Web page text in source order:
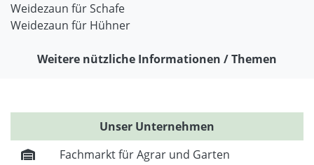
Weidezaun für Schafe
Weidezaun für Hühner
Weitere nützliche Informationen / Themen
Unser Unternehmen
Fachmarkt für Agrar und Garten